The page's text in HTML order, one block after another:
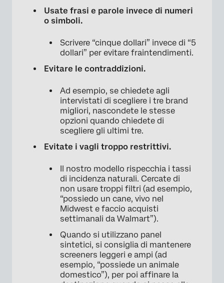
Usate frasi e parole invece di numeri
o simboli.
Scrivere “cinque dollari” invece di “5
dollari” per evitare fraintendimenti.
Evitare le contraddizioni.
Ad esempio, se chiedete agli
intervistati di scegliere i tre brand
migliori, nascondete le stesse
opzioni quando chiedete di
scegliere gli ultimi tre.
Evitate i vagli troppo restrittivi.
Il nostro modello rispecchia i tassi
di incidenza naturali. Cercate di
non usare troppi filtri (ad esempio,
“possiedo un cane, vivo nel
Midwest e faccio acquisti
settimanali da Walmart”).
Quando si utilizzano panel
sintetici, si consiglia di mantenere
screeners leggeri e ampi (ad
esempio, “possiede un animale
domestico”), per poi affinare la